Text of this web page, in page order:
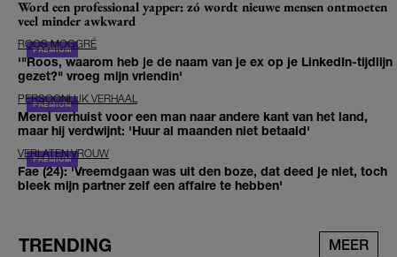
Word een professional yapper: zó wordt nieuwe mensen ontmoeten
veel minder awkward
ROOS MOGGRÉ
'"Roos, waarom heb je de naam van je ex op je LinkedIn-tijdlijn
gezet?" vroeg mijn vriendin'
PERSOONLIJK VERHAAL
Merel verhuist voor een man naar andere kant van het land,
maar hij verdwijnt: 'Huur al maanden niet betaald'
VERLATEN VROUW
Fae (24): 'Vreemdgaan was uit den boze, dat deed je niet, toch
bleek mijn partner zelf een affaire te hebben'
TRENDING MEER